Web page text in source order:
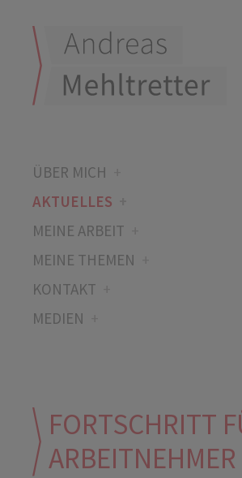
ÜBER MICH
AKTUELLES
MEINE ARBEIT
MEINE THEMEN
KONTAKT
MEDIEN
FORTSCHRITT
ARBEITNEHMER